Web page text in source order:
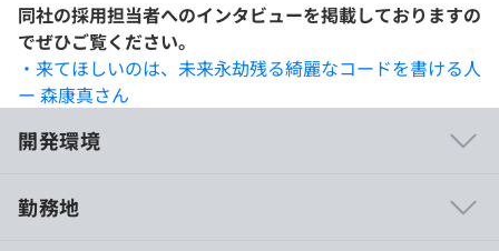
同社の採用担当者へのインタビューを掲載しておりますの
でぜひご覧ください。
・来てほしいのは、未来永劫残る綺麗なコードを書ける人
ー 森康真さん
開発環境
勤務地